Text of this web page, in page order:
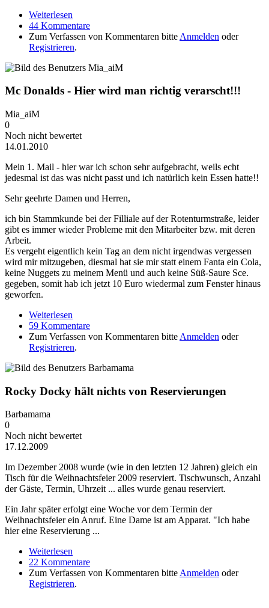
Weiterlesen
44 Kommentare
Zum Verfassen von Kommentaren bitte Anmelden oder
Registrieren.
Mc Donalds - Hier wird man richtig verarscht!!!
Mia_aiM
0
Noch nicht bewertet
14.01.2010
Mein 1. Mail - hier war ich schon sehr aufgebracht, weils echt
jedesmal ist das was nicht passt und ich natürlich kein Essen hatte!!
Sehr geehrte Damen und Herren,
ich bin Stammkunde bei der Filliale auf der Rotenturmstraße, leider
gibt es immer wieder Probleme mit den Mitarbeiter bzw. mit deren
Arbeit.
Es vergeht eigentlich kein Tag an dem nicht irgendwas vergessen
wird mir mitzugeben, diesmal hat sie mir statt einem Fanta ein Cola,
keine Nuggets zu meinem Menü und auch keine Süß-Saure Sce.
gegeben, somit hab ich jetzt 10 Euro wiedermal zum Fenster hinaus
geworfen.
Weiterlesen
verarscht!!!
59 Kommentare
Zum Verfassen von Kommentaren bitte Anmelden oder
Registrieren.
Rocky Docky hält nichts von Reservierungen
Barbamama
0
Noch nicht bewertet
17.12.2009
Im Dezember 2008 wurde (wie in den letzten 12 Jahren) gleich ein
Tisch für die Weihnachtsfeier 2009 reserviert. Tischwunsch, Anzahl
der Gäste, Termin, Uhrzeit ... alles wurde genau reserviert.
Ein Jahr später erfolgt eine Woche vor dem Termin der
Weihnachtsfeier ein Anruf. Eine Dame ist am Apparat. "Ich habe
hier eine Reservierung ...
Weiterlesen
22 Kommentare
Zum Verfassen von Kommentaren bitteAnmelden oder
Registrieren.